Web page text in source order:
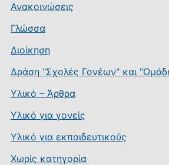
Ανακοινώσεις
Γλώσσα
Διοίκηση
Δράση "Σχολές Γονέων" και
Υλικό – Άρθρα
Υλικό για γονείς
Υλικό για εκπαιδευτικούς
Χωρίς κατηγορία